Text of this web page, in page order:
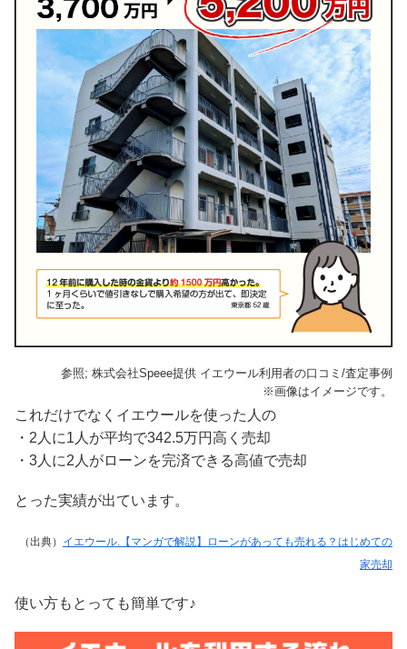
参照; 株式会社Speee提供 イエウール利用者の口コミ/査定事例
※画像はイメージです。
これだけでなくイエウールを使った人の
・2人に1人が平均で342.5万円高く売却
・3人に2人がローンを完済できる高値で売却
とった実績が出ています。
（出典） イエウール.【マンガで解説】ローンがあっても売れる？はじめての
家売却
使い方もとっても簡単です♪